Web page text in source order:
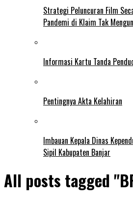
Strategi Peluncuran Film
Pandemi di Klaim Tak
Informasi Kartu Tanda
Pentingnya Akta Kelahiran
Imbauan Kepala Dinas
Sipil Kabupaten Banjar
All posts tagged